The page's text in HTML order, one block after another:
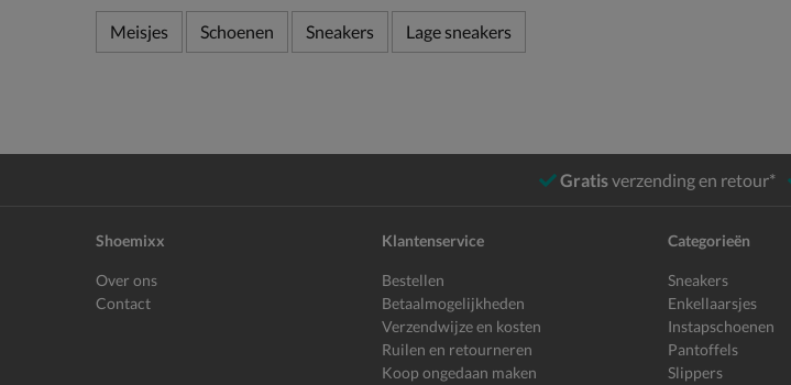
Meisjes Schoenen Sneakers Lage sneakers
Gratisverzending en retour*
Shoemixx
Over ons
Contact
Klantenservice
Bestellen
Betaalmogelijkheden
Verzendwijze en kosten
Ruilen en retourneren
Koop ongedaan maken
Categorieën
Sneakers
Enkellaarsjes
Instapschoenen
Pantoffels
Slippers